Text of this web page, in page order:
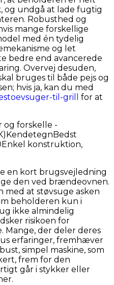
undgå at lade fugtig
Robusthed og
mange forskellige
med én tydelig
og let
bedre end avancerede
Overvej desuden,
bruges til både pejs og
hvis ja, kan du med
til-grill
for at
en kort brugsvejledning
den ved brændeovnen.
med at støvsuge asken
beholderen kun i
ikke almindelig
risikoen for
Mange, der deler deres
erfaringer, fremhæver
simpel maskine, som
frem for den
går i stykker eller